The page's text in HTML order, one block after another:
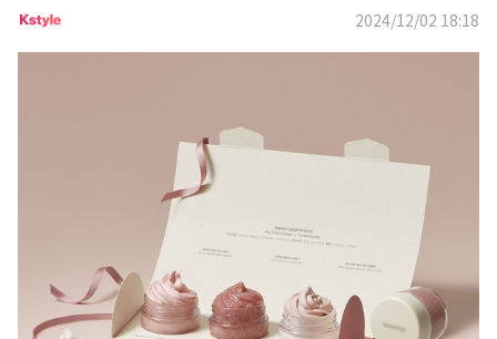
2024/12/02 18:18